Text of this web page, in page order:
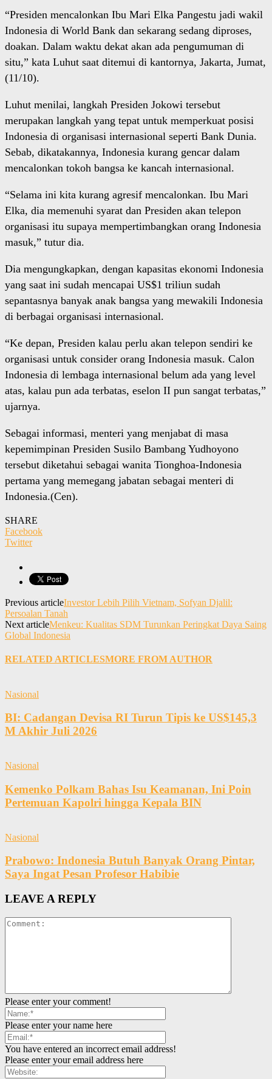
“Presiden mencalonkan Ibu Mari Elka Pangestu jadi wakil
Indonesia di World Bank dan sekarang sedang diproses,
doakan. Dalam waktu dekat akan ada pengumuman di
situ,” kata Luhut saat ditemui di kantornya, Jakarta, Jumat,
(11/10).
Luhut menilai, langkah Presiden Jokowi tersebut
merupakan langkah yang tepat untuk memperkuat posisi
Indonesia di organisasi internasional seperti Bank Dunia.
Sebab, dikatakannya, Indonesia kurang gencar dalam
mencalonkan tokoh bangsa ke kancah internasional.
“Selama ini kita kurang agresif mencalonkan. Ibu Mari
Elka, dia memenuhi syarat dan Presiden akan telepon
organisasi itu supaya mempertimbangkan orang Indonesia
masuk,” tutur dia.
Dia mengungkapkan, dengan kapasitas ekonomi Indonesia
yang saat ini sudah mencapai US$1 triliun sudah
sepantasnya banyak anak bangsa yang mewakili Indonesia
di berbagai organisasi internasional.
“Ke depan, Presiden kalau perlu akan telepon sendiri ke
organisasi untuk consider orang Indonesia masuk. Calon
Indonesia di lembaga internasional belum ada yang level
atas, kalau pun ada terbatas, eselon II pun sangat terbatas,”
ujarnya.
Sebagai informasi, menteri yang menjabat di masa
kepemimpinan Presiden Susilo Bambang Yudhoyono
tersebut diketahui sebagai wanita Tionghoa-Indonesia
pertama yang memegang jabatan sebagai menteri di
Indonesia.(Cen).
SHARE
Facebook
Twitter
Previous articleInvestor Lebih Pilih Vietnam, Sofyan Djalil:
Persoalan Tanah
Next articleMenkeu: Kualitas SDM Turunkan Peringkat Daya Saing
Global Indonesia
RELATED ARTICLESMORE FROM AUTHOR
Nasional
BI: Cadangan Devisa RI Turun Tipis ke US$145,3
M Akhir Juli 2026
Nasional
Kemenko Polkam Bahas Isu Keamanan, Ini Poin
Pertemuan Kapolri hingga Kepala BIN
Nasional
Prabowo: Indonesia Butuh Banyak Orang Pintar,
Saya Ingat Pesan Profesor Habibie
LEAVE A REPLY
Please enter your comment!
Please enter your name here
You have entered an incorrect email address!
Please enter your email address here